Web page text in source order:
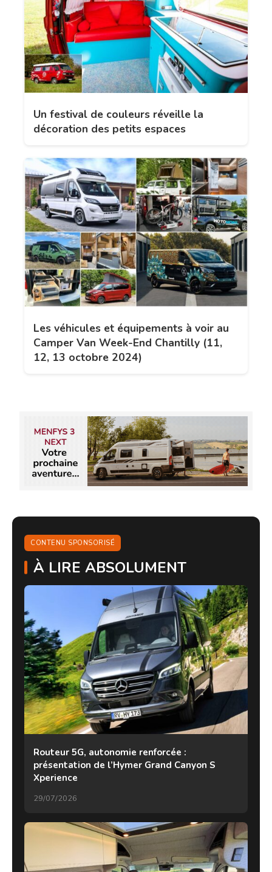
Un festival de couleurs réveille la
décoration des petits espaces
Les véhicules et équipements à voir au
Camper Van Week-End Chantilly (11,
12, 13 octobre 2024)
CONTENU SPONSORISÉ
À LIRE ABSOLUMENT
Routeur 5G, autonomie renforcée :
présentation de l’Hymer Grand Canyon S
Xperience
29/07/2026